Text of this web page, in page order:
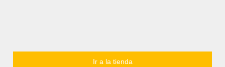
Ir a la tienda